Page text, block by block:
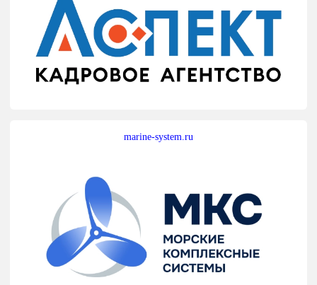
marine-system.ru